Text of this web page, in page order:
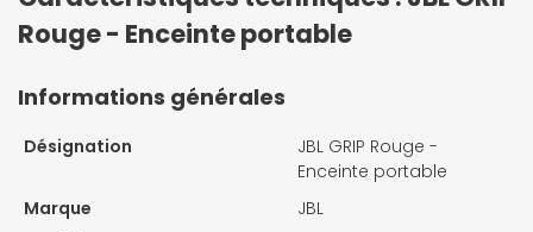
Rouge - Enceinte portable
Informations générales
Désignation
JBL GRIP Rouge -
Enceinte portable
Marque
JBL